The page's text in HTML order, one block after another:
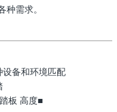
种需求。
设备和环境匹配
板 高度■